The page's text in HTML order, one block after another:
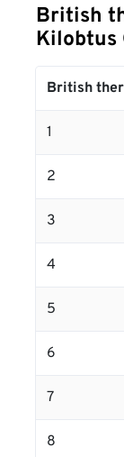
British
Kilobtus
British
1
2
3
4
5
6
7
8